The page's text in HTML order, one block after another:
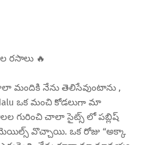
రసాలు 🔥
మందికి నేను తెలిసేవుంటాను ,
ఒక మంచి కోడలుగా మా
గురించి చాలా సైట్స్ లో పబ్లిష్
వొచ్చాయి. ఒక రోజు “అక్కా